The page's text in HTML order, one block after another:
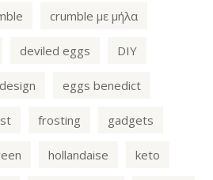
crumble με μήλα
deviled eggs DIY
eggs benedict
frosting gadgets
hollandaise keto